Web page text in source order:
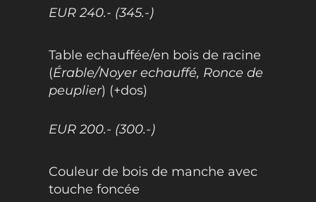
EUR 240.- (345.-)
Table echauffée/en bois de racine
(Érable/Noyer echauffé, Ronce de
peuplier) (+dos)
EUR 200.- (300.-)
Couleur de bois de manche avec
touche foncée